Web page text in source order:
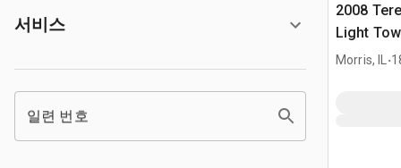
서비스
일련 번호
2008
Light
Morris, IL .